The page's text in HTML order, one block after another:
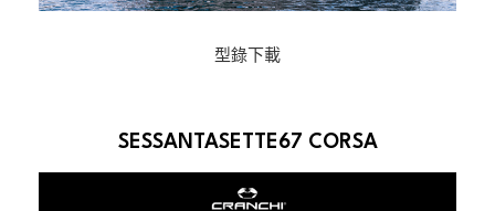
型錄下載
SESSANTASETTE67 CORSA